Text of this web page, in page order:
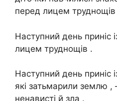
перед лицем труднощів
Наступний день приніс
лицем тpуднощів .
Наступний день приніс
які затьмарили землю ,
ненависті й зла .